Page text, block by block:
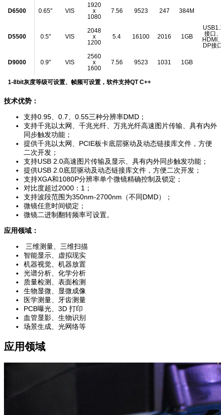
D6500 0.65" VIS
1920
x
1080
7.56 9523 247 384M
接口
HDMI
DP接
D5500 0.5" VIS
2048
x
1200
5.4 16100 2016 1GB
D9000 0.9" VIS
2560
x
1600
7.56 9523 1031 1GB
1-8bit灰度等级可设置、帧频可设置，软件支持QT C++
技术优势：
支持0.95、0.7、0.55三种分辨率DMD；
支持千兆以太网、千兆光纤、万兆光纤高速图片传输、具有内外
同步触发功能；
提供千兆以太网、PCIE板卡底层驱动及动态链接库文件，方便
二次开发；
支持USB 2.0高速图片传输及显示、具有内外同步触发功能；
提供USB 2.0底层驱动及动态链接库文件，方便二次开发；
支持XGA和1080P分辨率单个微镜精确控制及锁定；
对比度超过2000：1；
支持波段范围为350nm-2700nm（不同DMD）；
微镜任意时间锁定；
微镜二进制翻转频率可设置。
应用领域：
三维测量、三维扫描
智能显示、虚拟现实
机器视觉、机器放置
光谱分析、化学分析
质量检测、表面检测
生物显微、显微成像
医学测量、牙齿测量
PCB曝光、3D 打印
血管显影、生物识别
场景生成、光网络等
应用领域